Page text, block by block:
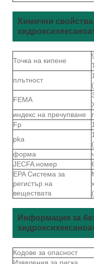
Химични
Точка на кипене
плътност
FEMA
индекс на пречупване
Fp
pka
форма
JECFA номер
EPA Система за
регистър на
веществата
Информация за
Кодове за опасност
Изявления за риска